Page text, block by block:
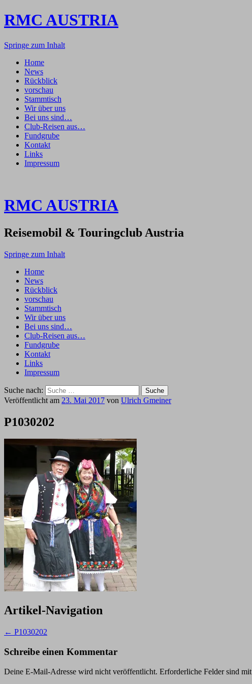
RMC AUSTRIA
Springe zum Inhalt
Home
News
Rückblick
vorschau
Stammtisch
Wir über uns
Bei uns sind…
Club-Reisen aus…
Fundgrube
Kontakt
Links
Impressum
RMC AUSTRIA
Reisemobil & Touringclub Austria
Springe zum Inhalt
Home
News
Rückblick
vorschau
Stammtisch
Wir über uns
Bei uns sind…
Club-Reisen aus…
Fundgrube
Kontakt
Links
Impressum
Suche nach:
Veröffentlicht am 23. Mai 2017 von Ulrich Gmeiner
P1030202
Artikel-Navigation
← P1030202
Schreibe einen Kommentar
Deine E-Mail-Adresse wird nicht veröffentlicht. Erforderliche Felder sind mit